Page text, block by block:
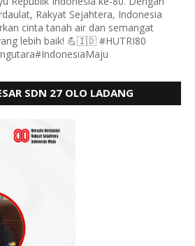
Rakyat Sejahtera, Indonesia
cinta tanah air dan semangat
lebih baik! 💪🇮🇩 #HUTRI80
SDN 27 OLO LADANG